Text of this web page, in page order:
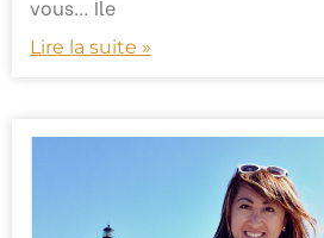
vous… Ile
Lire la suite »